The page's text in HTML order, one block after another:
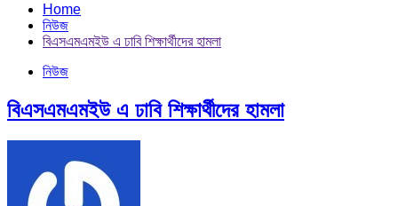
Home
নিউজ
বিএসএমএমইউ এ ঢাবি শিক্ষার্থীদের হামলা
নিউজ
বিএসএমএমইউ এ ঢাবি শিক্ষার্থীদের হামলা